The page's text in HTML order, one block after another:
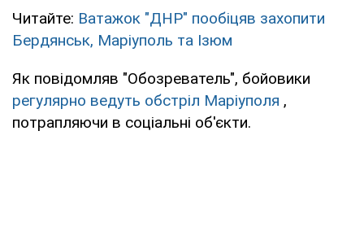
Читайте: Ватажок "ДНР" пообіцяв захопити
Бердянськ, Маріуполь та Ізюм
Як повідомляв "Обозреватель", бойовики
регулярно ведуть обстріл Маріуполя ,
потрапляючи в соціальні об'єкти.